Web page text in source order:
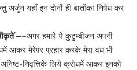
अर्जुन यहाँ इन दोनों ही बातोंका निषेध कर
–अगर हमारे ये कुटुम्बीजन अपनी
आकर मेरेपर प्रहार करके मेरा वध भी
निवृत्तिके लिये क्रोधमें आकर इनको